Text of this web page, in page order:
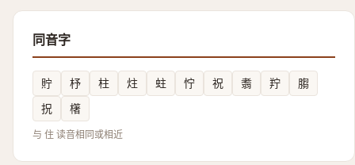
同音字
貯 杼 柱 炷 蛀 㤖 祝 䎝 羜
䐢
拀
櫡
与 住 读音相同或相近